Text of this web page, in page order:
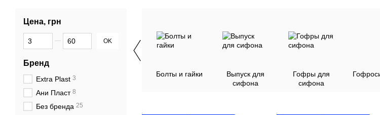
Болты и гайки
Выпуск для
сифона
Гофры для
сифона
Цена, грн
От Цена, грн
До Цена, грн OK
Бренд
Extra Plast 3
Ани Пласт 8
Без бренда 25